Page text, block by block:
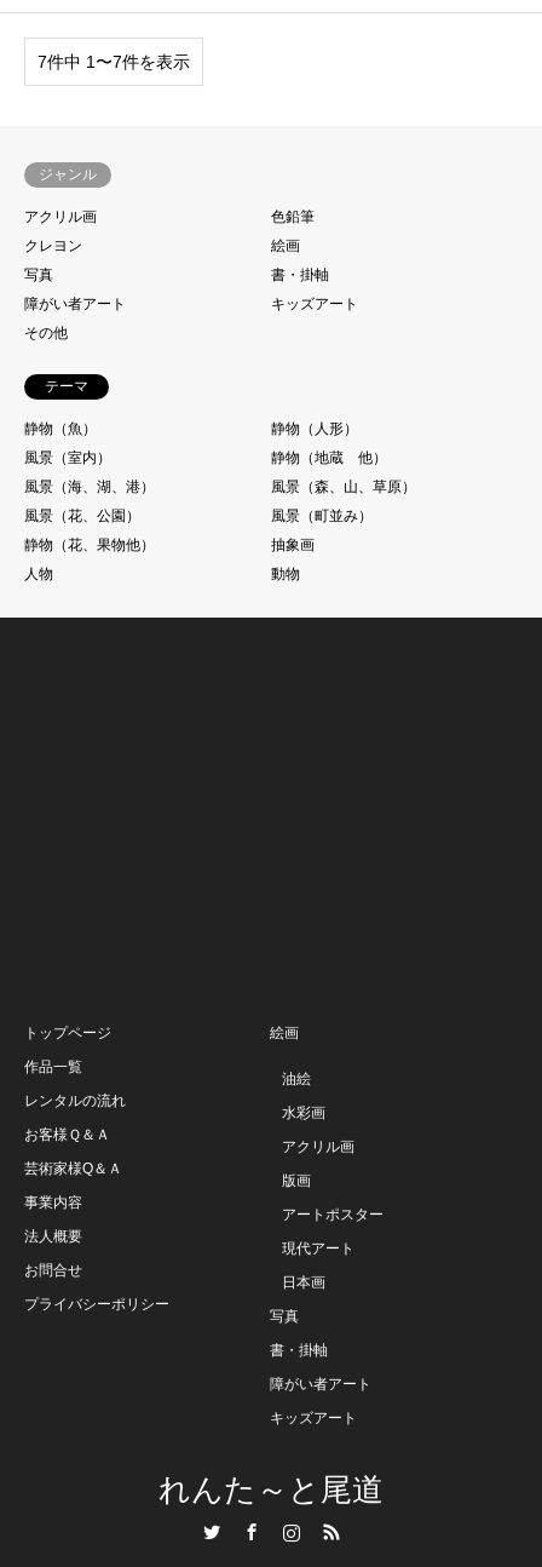
7件中 1〜7件を表示
ジャンル
アクリル画
色鉛筆
クレヨン
絵画
写真
書・掛軸
障がい者アート
キッズアート
その他
テーマ
静物（魚）
静物（人形）
風景（室内）
静物（地蔵 他）
風景（海、湖、港）
風景（森、山、草原）
風景（花、公園）
風景（町並み）
静物（花、果物他）
抽象画
人物
動物
トップページ
作品一覧
レンタルの流れ
お客様Ｑ＆Ａ
芸術家様Q＆Ａ
事業内容
法人概要
お問合せ
プライバシーポリシー
絵画
油絵
水彩画
アクリル画
版画
アートポスター
現代アート
日本画
写真
書・掛軸
障がい者アート
キッズアート
れんた～と尾道
RSS